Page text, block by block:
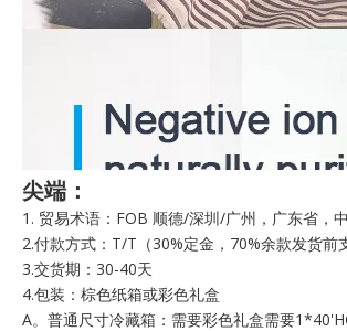
尖端：
1. 贸易术语：FOB 顺德/深圳/广州，广东省，
2.付款方式：T/T（30%定金，70%余款发货前
3.交货期：30-40天
4.包装：棕色纸箱或彩色礼盒
A。普通尺寸冷藏箱：需要彩色礼盒需要